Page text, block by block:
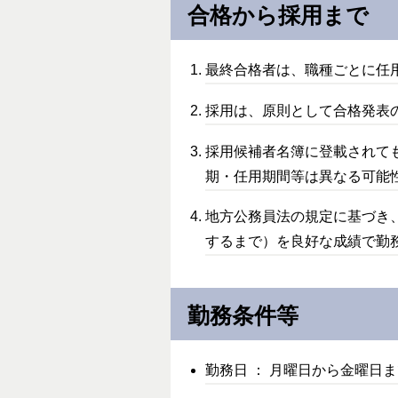
合格から採用まで
最終合格者は、職種ごとに任
採用は、原則として合格発表
採用候補者名簿に登載されて
期・任用期間等は異なる可能
地方公務員法の規定に基づき
するまで）を良好な成績で勤
勤務条件等
勤務日 ： 月曜日から金曜日